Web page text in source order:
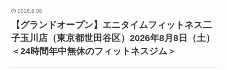
2026.8.08
【グランドオープン】エニタイムフィットネス二
子玉川店（東京都世田谷区）2026年8月8日（土）
＜24時間年中無休のフィットネスジム＞